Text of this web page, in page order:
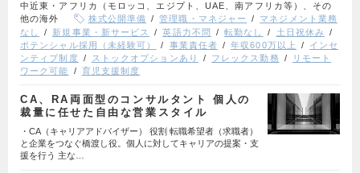
中近東・アフリカ（モロッコ、エジプト、UAE、南アフリカ等）、その
他の海外
株式公開準備 管理職・マネジャー
マネジメント業務
なし
新規事業・新サービス 英語力不問 転勤なし
土日祝休み
ポテンシャル採用（未経験可）
事業責任者 年収600万以上
インセ
ンティブ制度
ストックオプションあり フレックス勤務
リモート
ワーク可能
育児支援制度
CA、RA両面型のコンサルタント 個人の
裁量に任せた自由な営業スタイル
・CA（キャリアアドバイザー） 役割 転職希望者（求職者）
と企業をつなぐ橋渡し役。個人に対してキャリアの提案・支
援を行う 主な…